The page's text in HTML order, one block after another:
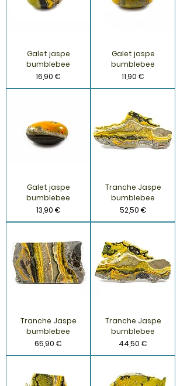
Galet jaspe
bumblebee
Prix
16,90 €
Galet jaspe
bumblebee
Prix
11,90 €
Galet jaspe
bumblebee
Prix
13,90 €
Tranche Jaspe
bumblebee
Prix
52,50 €
Tranche Jaspe
bumblebee
Prix
65,90 €
Tranche Jaspe
bumblebee
Prix
44,50 €